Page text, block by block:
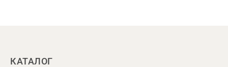
КАТАЛОГ